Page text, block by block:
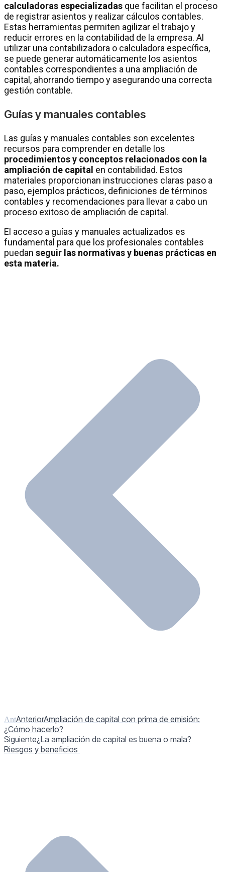
calculadoras especializadas que facilitan el proceso
de registrar asientos y realizar cálculos contables.
Estas herramientas permiten agilizar el trabajo y
reducir errores en la contabilidad de la empresa. Al
utilizar una contabilizadora o calculadora específica,
se puede generar automáticamente los asientos
contables correspondientes a una ampliación de
capital, ahorrando tiempo y asegurando una correcta
gestión contable.
Guías y manuales contables
Las guías y manuales contables son excelentes
recursos para comprender en detalle los
procedimientos y conceptos relacionados con la
ampliación de capital en contabilidad. Estos
materiales proporcionan instrucciones claras paso a
paso, ejemplos prácticos, definiciones de términos
contables y recomendaciones para llevar a cabo un
proceso exitoso de ampliación de capital.
El acceso a guías y manuales actualizados es
fundamental para que los profesionales contables
puedan seguir las normativas y buenas prácticas en
esta materia.
AntAnteriorAmpliación de capital con prima de emisión:
¿Cómo hacerlo?
Siguiente¿La ampliación de capital es buena o mala?
Riesgos y beneficios